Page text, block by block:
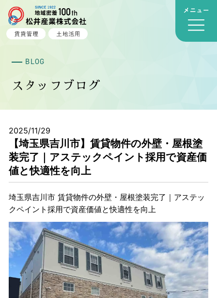
BLOG
スタッフブログ
2025/11/29
【埼玉県吉川市】賃貸物件の外壁・屋根塗
装完了｜アステックペイント採用で資産価
値と快適性を向上
埼玉県吉川市 賃貸物件の外壁・屋根塗装完了｜アステッ
クペイント採用で資産価値と快適性を向上